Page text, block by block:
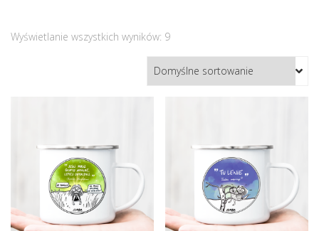
Wyświetlanie wszystkich wyników: 9